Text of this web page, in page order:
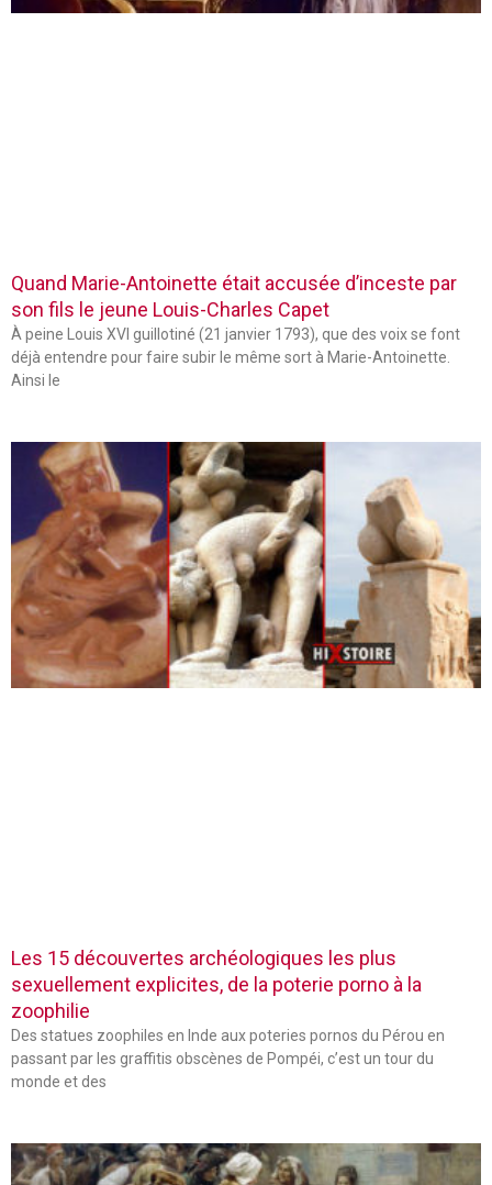
Quand Marie-Antoinette était accusée d’inceste par
son fils le jeune Louis-Charles Capet
À peine Louis XVI guillotiné (21 janvier 1793), que des voix se font
déjà entendre pour faire subir le même sort à Marie-Antoinette.
Ainsi le
Les 15 découvertes archéologiques les plus
sexuellement explicites, de la poterie porno à la
zoophilie
Des statues zoophiles en Inde aux poteries pornos du Pérou en
passant par les graffitis obscènes de Pompéi, c’est un tour du
monde et des